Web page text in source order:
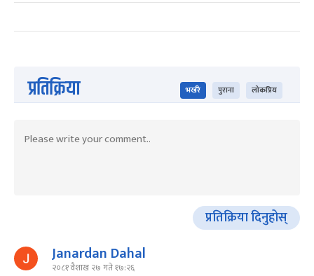
प्रतिक्रिया भर्खरै पुराना लोकप्रिय
प्रतिक्रिया दिनुहोस्
Janardan Dahal
२०८१ वैशाख २७ गते १७:२६